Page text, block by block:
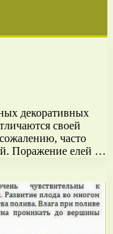
декоративных
своей
часто
Поражение елей …